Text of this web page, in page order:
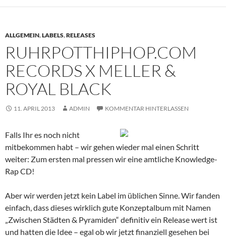
ALLGEMEIN,LABELS,RELEASES
RUHRPOTTHIPHOP.COM
RECORDS X MELLER &
ROYAL BLACK
11. APRIL 2013 ADMIN KOMMENTAR HINTERLASSEN
Falls Ihr es noch nicht
mitbekommen habt – wir gehen wieder mal einen Schritt
weiter: Zum ersten mal pressen wir eine amtliche Knowledge-
Rap CD!
Aber wir werden jetzt kein Label im üblichen Sinne. Wir fanden
einfach, dass dieses wirklich gute Konzeptalbum mit Namen
„Zwischen Städten & Pyramiden“ definitiv ein Release wert ist
und hatten die Idee – egal ob wir jetzt finanziell gesehen bei